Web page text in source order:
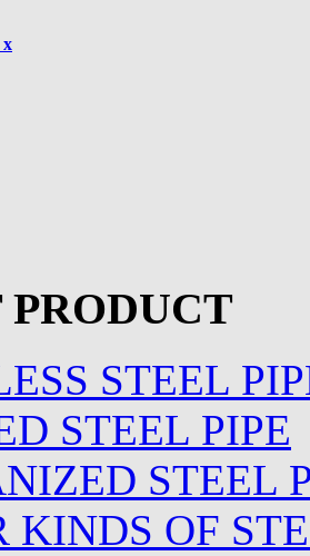
x
STEEL
STEEL PIPE
STEEL
KINDS OF